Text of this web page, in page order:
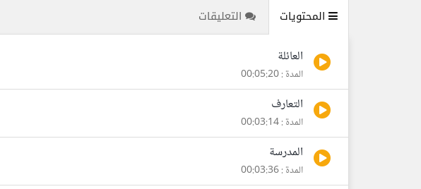
المحتويات التعليقات
العائلة
المدة : 00:05:20
التعارف
المدة : 00:03:14
المدرسة
المدة : 00:03:36